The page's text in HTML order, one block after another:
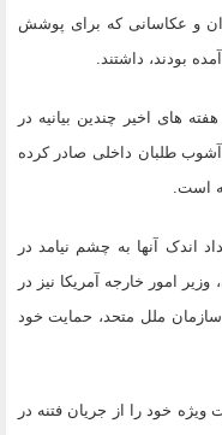
و عکاسانی که برای پوشش
بودند، داشتند.
های اخیر چندین بیانیه در
طلبان داخلی صادر کرده
است.
اندک آنها به چشم نیامد در
امور خارجه آمریکا نیز در
ملل متحد، حمایت خود
خود را از جریان فتنه در